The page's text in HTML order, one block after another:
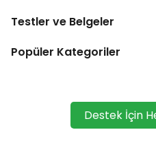
Testler ve Belgeler
Popüler Kategoriler
Destek İçin